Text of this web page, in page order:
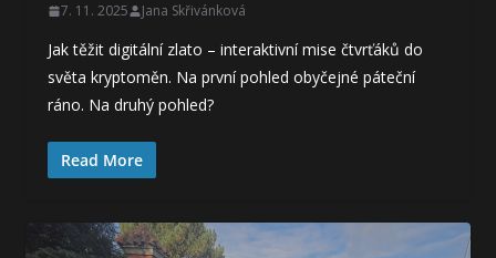
7. 11. 2025 Jana Skřivánková
Jak těžit digitální zlato – interaktivní mise čtvrťáků do
světa kryptoměn. Na první pohled obyčejné páteční
ráno. Na druhý pohled?
Read More